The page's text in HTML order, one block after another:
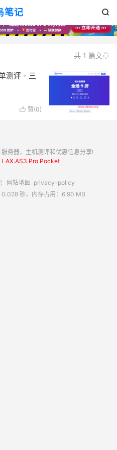
笔记 
共 1 篇文章
- 三
 赞(0)
务器，主机测评和优惠信息分享!
LAX.AS3.Pro.Pocket
网站地图 privacy-policy
秒，内存占用：6.90 MB